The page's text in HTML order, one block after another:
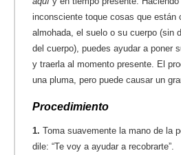
inconsciente toque cosas que están
almohada, el suelo o su cuerpo (sin
del cuerpo), puedes ayudar a poner
y traerla al momento presente. El
una pluma, pero puede causar un
Procedimiento
1. Toma suavemente la mano de la
dile: “Te voy a ayudar a recobrarte”.